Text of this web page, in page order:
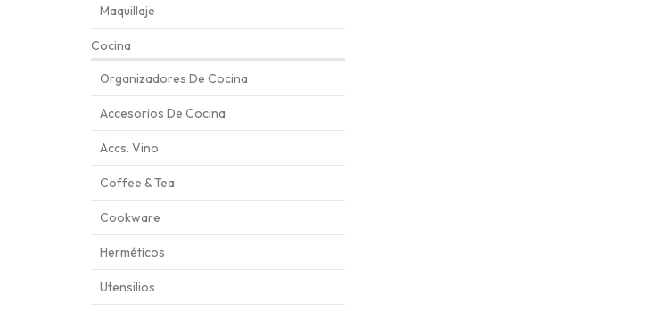
Maquillaje
Cocina
Organizadores De Cocina
Accesorios De Cocina
Accs. Vino
Coffee & Tea
Cookware
Herméticos
Utensilios